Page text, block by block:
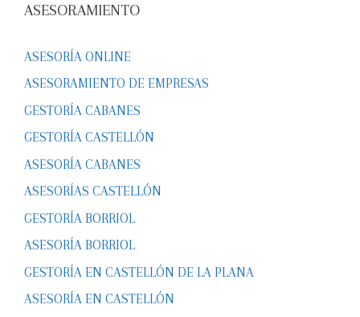
ASESORAMIENTO
ASESORÍA ONLINE
ASESORAMIENTO DE EMPRESAS
GESTORÍA CABANES
GESTORÍA CASTELLÓN
ASESORÍA CABANES
ASESORÍAS CASTELLÓN
GESTORÍA BORRIOL
ASESORÍA BORRIOL
GESTORÍA EN CASTELLÓN DE LA PLANA
ASESORÍA EN CASTELLÓN